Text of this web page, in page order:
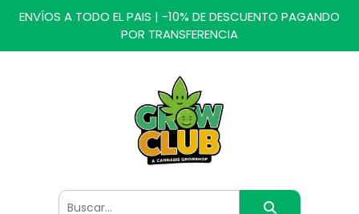
ENVÍOS A TODO EL PAIS | -10% DE DESCUENTO PAGANDO
POR TRANSFERENCIA